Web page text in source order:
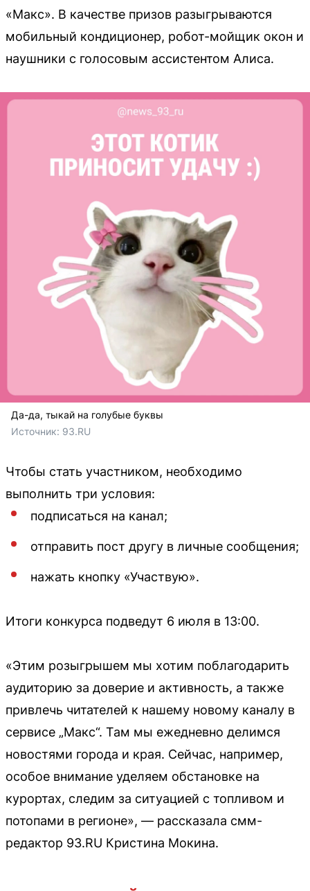
«Макс». В качестве призов разыгрываются
мобильный кондиционер, робот-мойщик окон и
наушники с голосовым ассистентом Алиса.
Да-да, тыкай на голубые буквы
Источник: 93.RU
Чтобы стать участником, необходимо
выполнить три условия:
подписаться на канал;
отправить пост другу в личные сообщения;
нажать кнопку «Участвую».
Итоги конкурса подведут 6 июля в 13:00.
«Этим розыгрышем мы хотим поблагодарить
аудиторию за доверие и активность, а также
привлечь читателей к нашему новому каналу в
сервисе „Макс“. Там мы ежедневно делимся
новостями города и края. Сейчас, например,
особое внимание уделяем обстановке на
курортах, следим за ситуацией с топливом и
потопами в регионе», — рассказала смм-
редактор 93.RU Кристина Мокина.